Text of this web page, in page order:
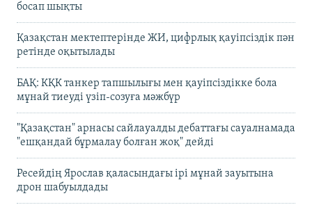
босап шықты
Қазақстан мектептерінде ЖИ, цифрлық қауіпсіздік пән
ретінде оқытылады
БАҚ: КҚК танкер тапшылығы мен қауіпсіздікке бола
мұнай тиеуді үзіп-созуға мәжбүр
"Қазақстан" арнасы сайлауалды дебаттағы сауалнамада
"ешқандай бұрмалау болған жоқ" дейді
Ресейдің Ярослав қаласындағы ірі мұнай зауытына
дрон шабуылдады